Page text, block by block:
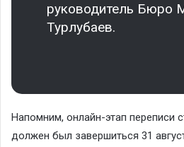
руководитель Бюро
Турлубаев.
Напомним, онлайн-этап переписи
должен был завершиться 31